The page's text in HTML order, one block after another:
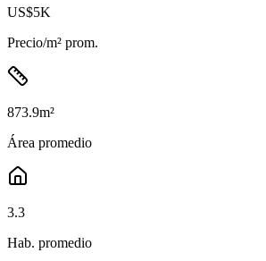
US$5K
Precio/m² prom.
873.9m²
Área promedio
3.3
Hab. promedio